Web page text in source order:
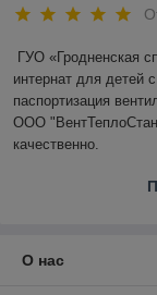
ГУО «Гродненская
интернат для детей
паспортизация
ООО
качественно.
О нас